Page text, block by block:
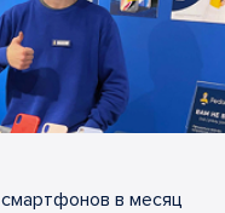
в месяц